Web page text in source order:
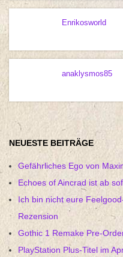
Enrikosworld
anaklysmos85
NEUESTE BEITRÄGE
Gefährliches Ego von
Echoes of Aincrad ist ab
Ich bin nicht eure
Rezension
Gothic 1 Remake Pre-
PlayStation Plus-Titel im